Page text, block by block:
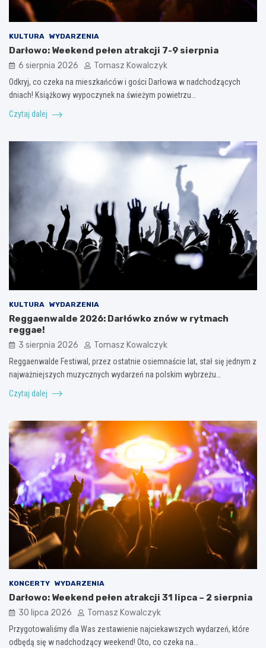
KULTURA WYDARZENIA
Darłowo: Weekend pełen atrakcji 7-9 sierpnia
6 sierpnia 2026 Tomasz Kowalczyk
Odkryj, co czeka na mieszkańców i gości Darłowa w nadchodzących
dniach! Książkowy wypoczynek na świeżym powietrzu…
Czytaj dalej
KULTURA WYDARZENIA
Reggaenwalde 2026: Darłówko znów w rytmach
reggae!
3 sierpnia 2026 Tomasz Kowalczyk
Reggaenwalde Festiwal, przez ostatnie osiemnaście lat, stał się jednym z
najważniejszych muzycznych wydarzeń na polskim wybrzeżu…
Czytaj dalej
KONCERTY WYDARZENIA
Darłowo: Weekend pełen atrakcji 31 lipca – 2 sierpnia
30 lipca 2026 Tomasz Kowalczyk
Przygotowaliśmy dla Was zestawienie najciekawszych wydarzeń, które
odbędą się w nadchodzący weekend! Oto, co czeka na…